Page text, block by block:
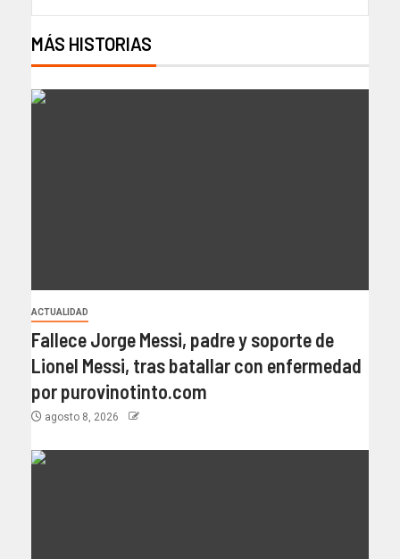
MÁS HISTORIAS
ACTUALIDAD
Fallece Jorge Messi, padre y soporte de
Lionel Messi, tras batallar con enfermedad
por purovinotinto.com
agosto 8, 2026